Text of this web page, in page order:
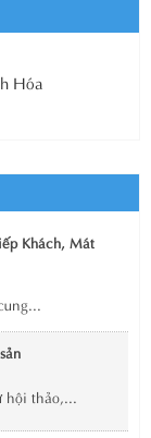
Hóa
Khách, Mát
hội thảo,...